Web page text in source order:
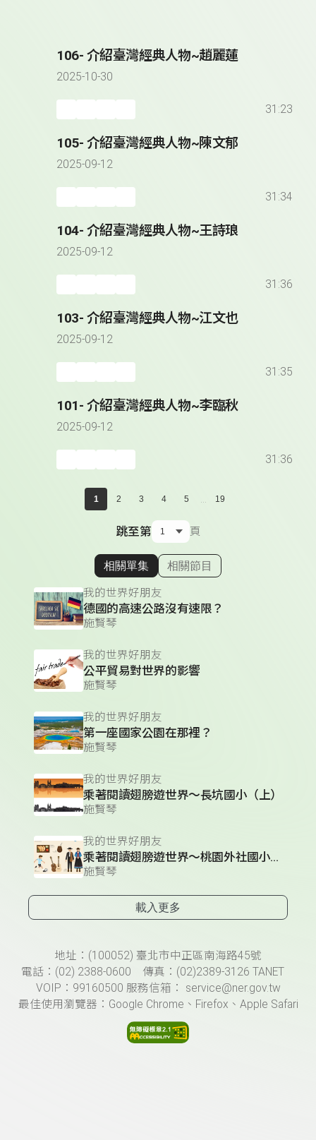
106- 介紹臺灣經典人物~趙麗蓮
2025-10-30
31:23
105- 介紹臺灣經典人物~陳文郁
2025-09-12
31:34
104- 介紹臺灣經典人物~王詩琅
2025-09-12
31:36
103- 介紹臺灣經典人物~江文也
2025-09-12
31:35
101- 介紹臺灣經典人物~李臨秋
2025-09-12
31:36
1 2 3 4 5 ... 19
跳至第 頁
顯示相關單集
相關單集 相關節目
我的世界好朋友
德國的高速公路沒有速限？
施賢琴
我的世界好朋友
公平貿易對世界的影響
施賢琴
我的世界好朋友
第一座國家公園在那裡？
施賢琴
我的世界好朋友
乘著閱讀翅膀遊世界～長坑國小（上）
施賢琴
我的世界好朋友
乘著閱讀翅膀遊世界～桃園外社國小（上）
施賢琴
載入更多
頁尾資訊地址：(100052) 臺北市中正區南海路45號
電話：(02) 2388-0600 傳真：(02)2389-3126 TANET
VOIP：99160500 服務信箱： service@ner.gov.tw
最佳使用瀏覽器：Google Chrome、Firefox、Apple Safari